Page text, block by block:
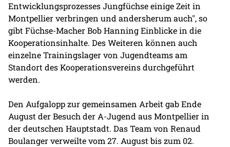
Entwicklungsprozesses Jungfüchse einige Zeit in
Montpellier verbringen und andersherum auch", so
gibt Füchse-Macher Bob Hanning Einblicke in die
Kooperationsinhalte. Des Weiteren können auch
einzelne Trainingslager von Jugendteams am
Standort des Kooperationsvereins durchgeführt
werden.
Den Aufgalopp zur gemeinsamen Arbeit gab Ende
August der Besuch der A-Jugend aus Montpellier in
der deutschen Hauptstadt. Das Team von Renaud
Boulanger verweilte vom 27. August bis zum 02.